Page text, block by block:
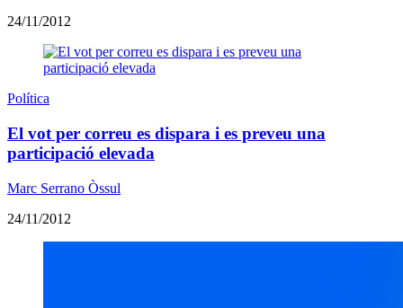
24/11/2012
Política
El vot per correu es dispara i es preveu una
participació elevada
Marc Serrano Òssul
24/11/2012